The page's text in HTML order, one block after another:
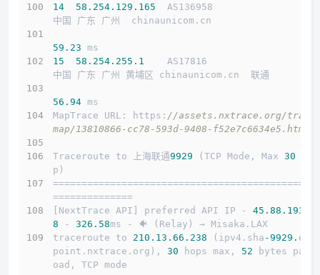
14
58.254 .129 .165
  AS136958
中国 广东 广州  chinaunicom.cn
59.23 ms
15
58.254 .255 .1
    AS17816
中国 广东 广州 黄埔区 chinaunicom.cn  联通
56.94 ms
MapTrace URL: https: //assets.nxtrace.org/trace
map/13810866-cc78-593d-9408-f52e7c6634e5.html
Traceroute to 上海联通9929 (TCP Mode, Max 30
p)
==============================================
==============
[NextTrace API] preferred API IP - 45.88 .193
8 - 326.58ms - 🐠 (Relay) → Misaka.LAX
traceroute to 210.13 .66 .238 (ipv4.sha -9929. end
point.nxtrace.org), 30 hops max, 52 bytes payl
oad, TCP mode